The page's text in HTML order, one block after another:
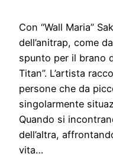
Con “Wall Maria”
dell’anitrap, come
spunto per il brano
Titan”. L’artista
persone che da
singolarmente
Quando si
dell’altra,
vita…